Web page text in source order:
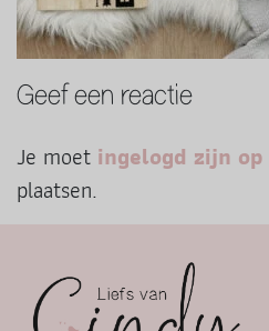
Geef een reactie
Je moet ingelogd zijn op
plaatsen.